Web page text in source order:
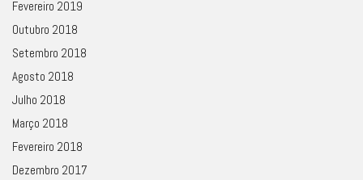
Fevereiro 2019
Outubro 2018
Setembro 2018
Agosto 2018
Julho 2018
Março 2018
Fevereiro 2018
Dezembro 2017